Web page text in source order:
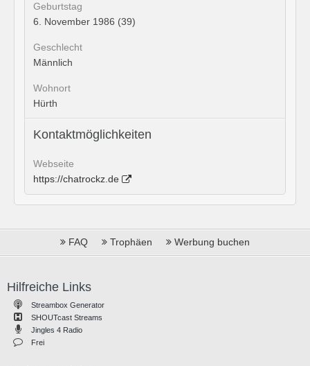
Geburtstag
6. November 1986 (39)
Geschlecht
Männlich
Wohnort
Hürth
Kontaktmöglichkeiten
Webseite
https://chatrockz.de
FAQ Trophäen Werbung buchen
Hilfreiche Links
Streambox Generator
SHOUTcast Streams
Jingles 4 Radio
Frei